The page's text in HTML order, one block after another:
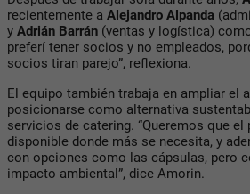
recientemente a Alejandro Alpanda
y Adrián Barrán (ventas y logística)
preferí tener socios y no empleados,
socios tiran parejo”, reflexiona.
El equipo también trabaja en ampliar el
posicionarse como alternativa
servicios de catering. “Queremos que
disponible donde más se necesita, y
con opciones como las cápsulas, pero
impacto ambiental”, dice Amorin.